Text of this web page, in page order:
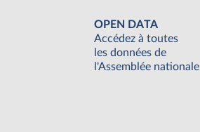
OPEN DATA
Accédez à toutes
les données de
l'Assemblée nationale